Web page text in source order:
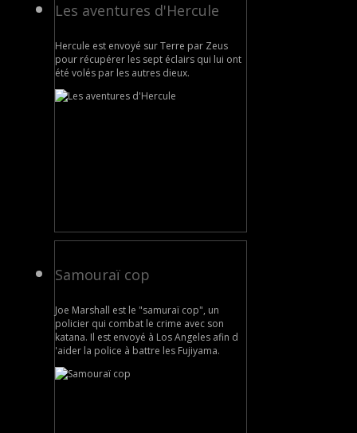
Les aventures d'Hercule
Hercule est envoyé sur Terre par Zeus
pour récupérer les sept éclairs qui lui ont
été volés par les autres dieux.
Samouraï cop
Joe Marshall est le "samuraï cop", un
policier qui combat le crime avec son
katana. Il est envoyé à Los Angeles afin d
'aider la police à battre les Fujiyama.